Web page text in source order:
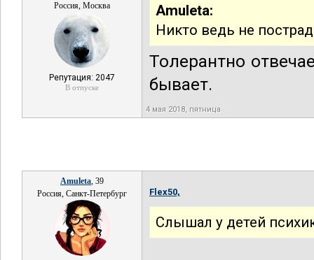
Россия, Москва
Репутация: 2047
В отпуске
Amuleta:
Никто ведь не
Толерантно
бывает.
4 мая 2018, пятница
Amuleta, 39
Россия, Санкт-Петербург
Flex50,
Слышал у детей